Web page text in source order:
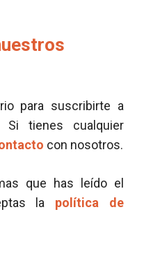
para suscribirte a
Si tienes cualquier
con nosotros.
que has leído el
la política de